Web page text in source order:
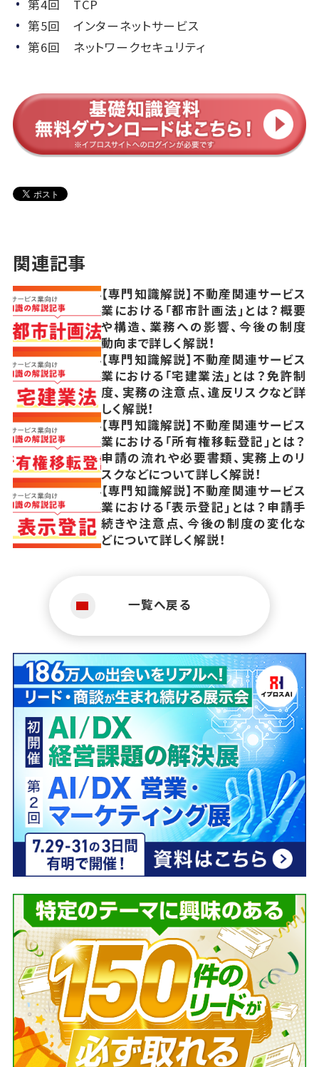
第4回 TCP
第5回 インターネットサービス
第6回 ネットワークセキュリティ
関連記事
【専門知識解説】不動産関連サービス
業における「都市計画法」とは？概要
や構造、業務への影響、今後の制度
動向まで詳しく解説！
【専門知識解説】不動産関連サービス
業における「宅建業法」とは？免許制
度、実務の注意点、違反リスクなど詳
しく解説！
【専門知識解説】不動産関連サービス
業における「所有権移転登記」とは？
申請の流れや必要書類、実務上のリ
スクなどについて詳しく解説！
【専門知識解説】不動産関連サービス
業における「表示登記」とは？申請手
続きや注意点、今後の制度の変化な
どについて詳しく解説！
一覧へ戻る